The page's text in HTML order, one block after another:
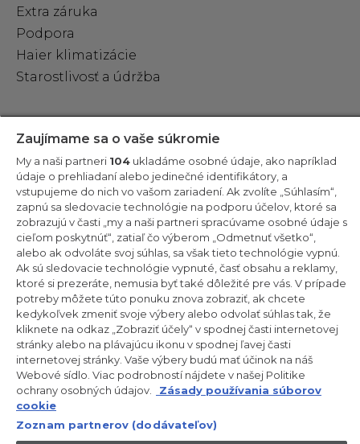
Extra záruka
Podpora
Haier klimatizácie
Starostlivosť a údržba
Zostaňte v kontakte!
Odoberajte náš newsletter
CANDY HOOVER GROUP S.r.I. – Jednoosobová spol. s r.o. –
PRÁVNE SÍDLO SPOLOČNOSTI: Via Comolli, 57 – 20861 Brugherio
(MB) – Taliansko – ADMINISTRATÍVNE SÍDLA: Via Privata Eden
Fumagalli snc – 20861 Brugherio (MB) a Via Trento č. 20/A-22 –
20871 Vimercate (MB) – Taliansko – Tel.: +39.039.2086.1 – Fax:
+39.039.2086.237 – Základné imanie 35 000 000,00 € plne
splatené – Daňové identifikačné číslo a číslo zápisu v obchodnom
registri Miláno-Monza-Brianza-Lodi 04666310158 – DIČ
00786860965 – Identifikačné číslo obchodnej jednotky: MB-
1033934 – Oprávnenie IT AEOF 211870 – Činnosť spoločnosti riadi a
koordinuje spoločnosť Candy S.p.A.
SK / Slovensko
Zaujímame sa o vaše súkromie
My a naši partneri 104 ukladáme osobné údaje, ako napríklad
údaje o prehliadaní alebo jedinečné identifikátory, a
vstupujeme do nich vo vašom zariadení. Ak zvolíte „Súhlasím“,
zapnú sa sledovacie technológie na podporu účelov, ktoré sa
zobrazujú v časti „my a naši partneri spracúvame osobné údaje s
cieľom poskytnúť“, zatiaľ čo výberom „Odmetnuť všetko“,
alebo ak odvoláte svoj súhlas, sa však tieto technológie vypnú.
Ak sú sledovacie technológie vypnuté, časť obsahu a reklamy,
ktoré si prezeráte, nemusia byť také dôležité pre vás. V prípade
potreby môžete túto ponuku znova zobraziť, ak chcete
kedykoľvek zmeniť svoje výbery alebo odvolať súhlas tak, že
kliknete na odkaz „Zobraziť účely“ v spodnej časti internetovej
stránky alebo na plávajúcu ikonu v spodnej ľavej časti
internetovej stránky. Vaše výbery budú mať účinok na náš
Webové sídlo. Viac podrobností nájdete v našej Politike
ochrany osobných údajov.
Zásady používania súborov
cookie
Zoznam partnerov (dodávateľov)